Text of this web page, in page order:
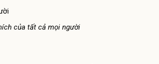
của tất cả mọi người